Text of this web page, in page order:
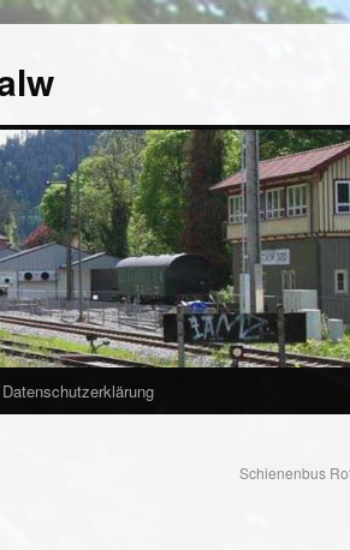
Datenschutzerklärung
Schienenbus